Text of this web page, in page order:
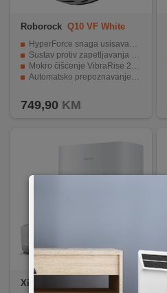
Roborock Q10 VF White
HyperForce snaga usisavanja: 10.000 Pa
Sustav protiv zapetljavanja dlaka: na bočnoj i glavnoj četki
Mokro čišćenje VibraRise 2.0: do 3000 vibracija/min
Automatsko prepoznavanje tepiha
749,90 KM
Xiaomi